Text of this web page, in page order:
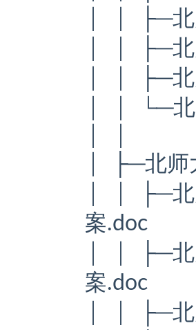
│ │ ├─北
│ │ ├─北
│ │ ├─北
│ │ └─北
│ ├─北师
│ │ ├─北
案.doc
│ │ ├─北
案.doc
│ │ ├─北